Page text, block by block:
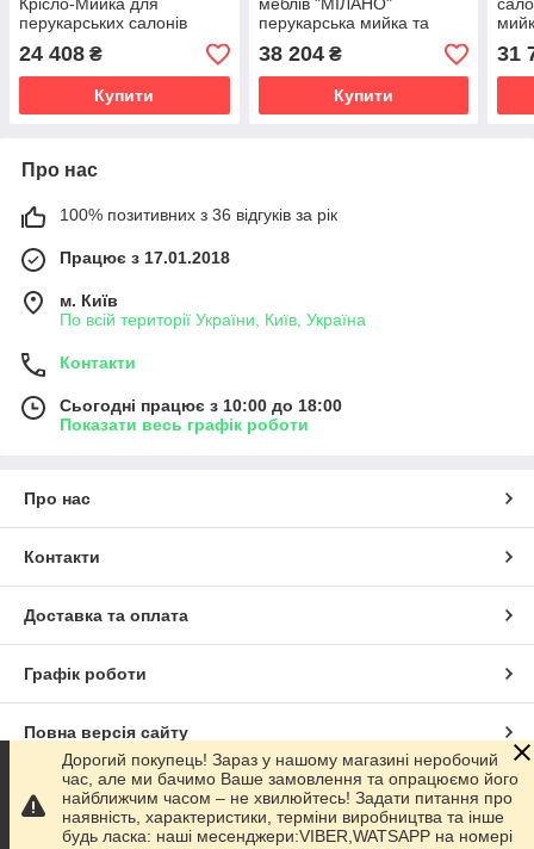
Крісло-Мийка для
перукарських салонів
краси перукарська мийка
Black Shelley One
24 408 ₴
Купити
меблів "МІЛАНО"
перукарська мийка та
крісло для перукаря на
гідравліці
38 204₴
Купити
31
Про нас
100% позитивних з 36 відгуків за рік
Працює з 17.01.2018
м. Київ
По всій території України, Київ, Україна
Контакти
Сьогодні працює з 10:00 до 18:00
Показати весь графік роботи
Про нас
Контакти
Доставка та оплата
Графік роботи
Повна версія сайту
Сайт створено на маркетплейсіProm.ua
Дорогий покупець! Зараз у нашому магазині неробочий
час, але ми бачимо Ваше замовлення та опрацюємо його
найближчим часом – не хвилюйтесь! Задати питання про
наявність, характеристики, терміни виробництва та інше
будь ласка: наші месенджери:VIBER,WATSAPP на номері